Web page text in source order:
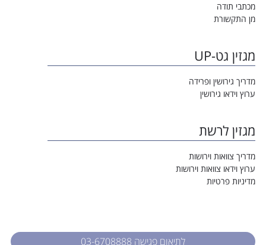
מכתבי תודה
מן התקשורת
מגזין גט-UP
מדריך גירושין ופרידה
ערוץ וידאו גירושין
מגזין לרשת
מדריך צוואות וירושות
ערוץ וידאו צוואות וירושות
מדיניות פרטיות
לתיאום פגישה 03-6708888